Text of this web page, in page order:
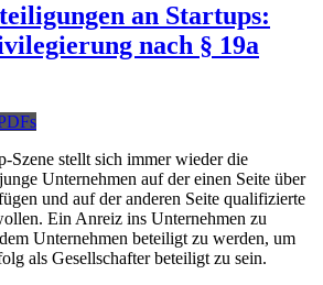
an Startups:
nach § 19a
Szene stellt sich immer wieder die
Unternehmen auf der einen Seite über
und auf der anderen Seite qualifizierte
Ein Anreiz ins Unternehmen zu
Unternehmen beteiligt zu werden, um
als Gesellschafter beteiligt zu sein.